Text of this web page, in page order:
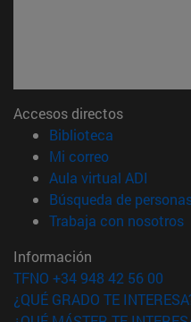
Accesos directos
Biblioteca
Mi correo(abre en
Aula virtual ADI
Búsqueda de
Trabaja con nosotros
Información
TFNO +34 948 42 56 00
¿QUÉ GRADO TE